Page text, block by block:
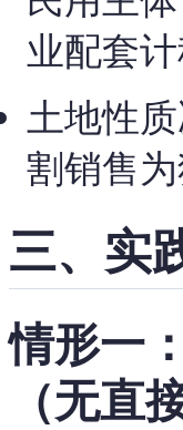
业配套计
土地性
割销售
三、实
情形一
（无直